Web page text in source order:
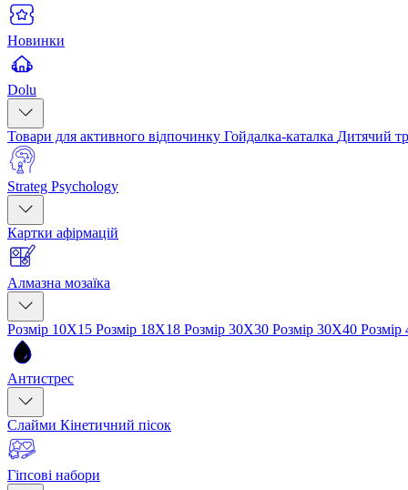
Новинки
Dolu
Товари для активного відпочинку Гойдалка-каталка Дитячий
Strateg Psychology
Картки афірмацій
Алмазна мозаїка
Розмір 10Х15 Розмір 18Х18 Розмір 30Х30 Розмір 30Х40
Антистрес
Слайми Кінетичний пісок
Гіпсові набори